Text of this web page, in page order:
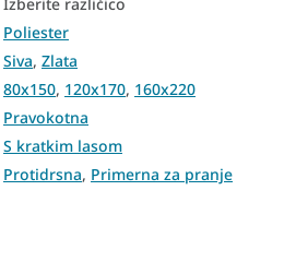
Poliester
Siva, Zlata
80x150, 120x170, 160x220
Pravokotna
S kratkim lasom
Protidrsna, Primerna za pranje